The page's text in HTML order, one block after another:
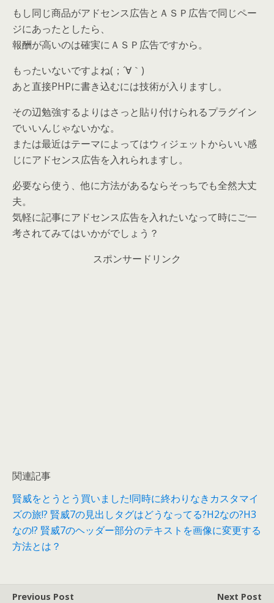
もし同じ商品がアドセンス広告とＡＳＰ広告で同じペー
ジにあったとしたら、
報酬が高いのは確実にＡＳＰ広告ですから。
もったいないですよね(；´∀｀)
あと直接PHPに書き込むには技術が入りますし。
その辺勉強するよりはさっと貼り付けられるプラグイン
でいいんじゃないかな。
または最近はテーマによってはウィジェットからいい感
じにアドセンス広告を入れられますし。
必要なら使う、他に方法があるならそっちでも全然大丈
夫。
気軽に記事にアドセンス広告を入れたいなって時にご一
考されてみてはいかがでしょう？
スポンサードリンク
関連記事
賢威をとうとう買いました!同時に終わりなきカスタマイ
ズの旅!? 賢威7の見出しタグはどうなってる?H2なの?H3
なの!? 賢威7のヘッダー部分のテキストを画像に変更する
方法とは？
Previous Post
Next Post